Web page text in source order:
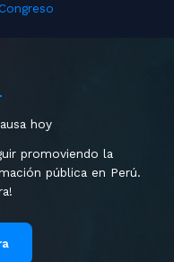
hoy
promoviendo la
pública en Perú.